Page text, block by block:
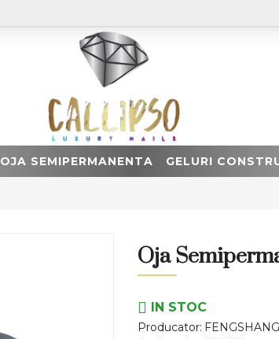
OJA SEMIPERMANENTA GELURI
Oja
IN STOC
Producator: